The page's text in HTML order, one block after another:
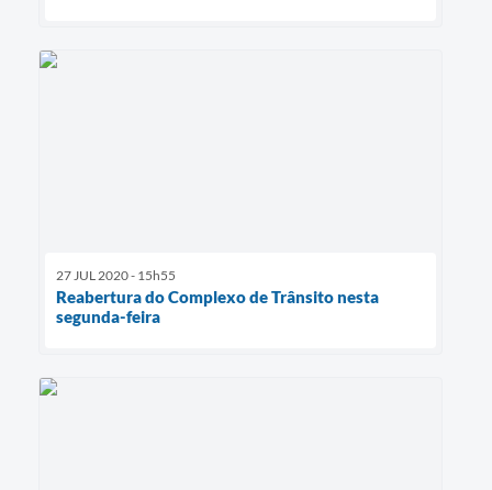
27 JUL 2020 - 15h55
Reabertura do Complexo de Trânsito nesta
segunda-feira